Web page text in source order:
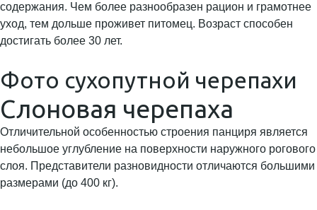
содержания. Чем более разнообразен рацион и грамотнее
уход, тем дольше проживет питомец. Возраст способен
достигать более 30 лет.
Фото сухопутной черепахи
Слоновая черепаха
Отличительной особенностью строения панциря является
небольшое углубление на поверхности наружного рогового
слоя. Представители разновидности отличаются большими
размерами (до 400 кг).